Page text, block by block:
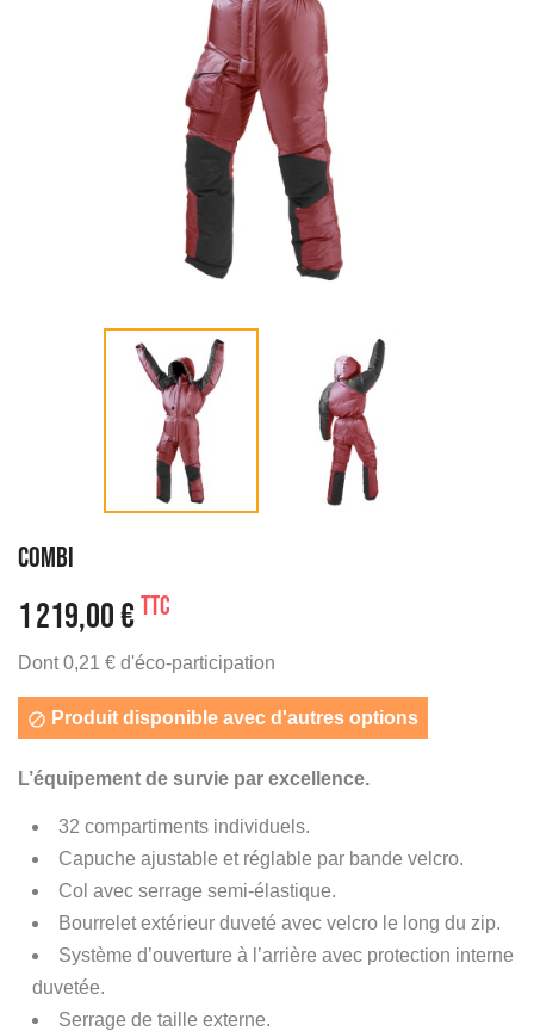
COMBI
1 219,00 €TTC
Dont 0,21 € d'éco-participation
 Produit disponible avec d'autres options
L’équipement de survie par excellence.
32 compartiments individuels.
Capuche ajustable et réglable par bande velcro.
Col avec serrage semi-élastique.
Bourrelet extérieur duveté avec velcro le long du zip.
Système d’ouverture à l’arrière avec protection interne
duvetée.
Serrage de taille externe.